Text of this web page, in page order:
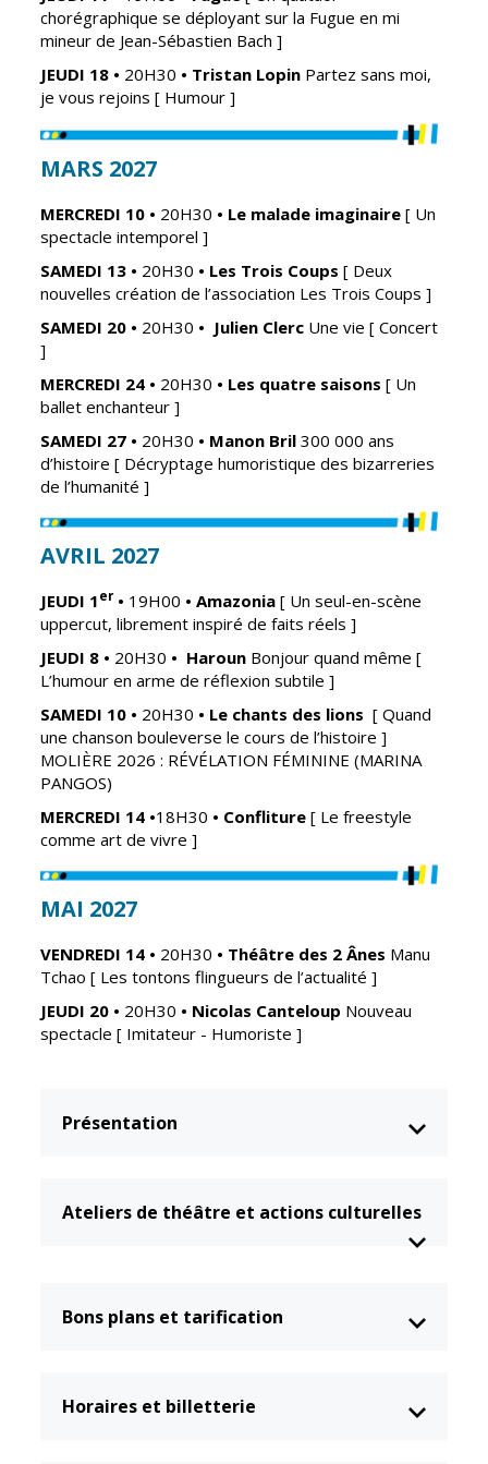
chorégraphique se déployant sur la Fugue en mi
mineur de Jean-Sébastien Bach ]
JEUDI 18 • 20H30 • Tristan Lopin Partez sans moi,
je vous rejoins [ Humour ]
MARS 2027
MERCREDI 10 • 20H30 • Le malade imaginaire[ Un
spectacle intemporel ]
SAMEDI 13 • 20H30 • Les Trois Coups [ Deux
nouvelles création de l’association Les Trois Coups ]
SAMEDI 20 • 20H30 • Julien Clerc Une vie [ Concert
]
MERCREDI 24 • 20H30 • Les quatre saisons[ Un
ballet enchanteur ]
SAMEDI 27 • 20H30 • Manon Bril 300 000 ans
d’histoire[ Décryptage humoristique des bizarreries
de l’humanité ]
AVRIL 2027
JEUDI 1 er • 19H00 • Amazonia[ Un seul-en-scène
uppercut, librement inspiré de faits réels ]
JEUDI 8 • 20H30 • Haroun Bonjour quand même[
L’humour en arme de réflexion subtile ]
SAMEDI 10 • 20H30 • Le chants des lions[ Quand
une chanson bouleverse le cours de l’histoire ]
MOLIÈRE 2026 : RÉVÉLATION FÉMININE (MARINA
PANGOS)
MERCREDI 14 •18H30 • Confliture[ Le freestyle
comme art de vivre ]
MAI 2027
VENDREDI 14 • 20H30 • Théâtre des 2 Ânes Manu
Tchao[ Les tontons flingueurs de l’actualité ]
JEUDI 20 • 20H30 • Nicolas Canteloup Nouveau
spectacle[ Imitateur - Humoriste ]
Présentation
Ateliers de théâtre et actions culturelles
Bons plans et tarification
Horaires et billetterie